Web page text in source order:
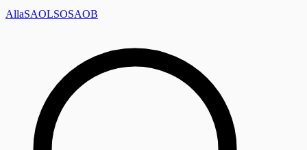
AllaSAOLSOSAOB